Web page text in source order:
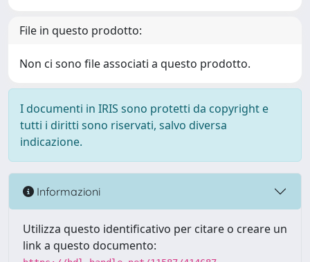
File in questo prodotto:
Non ci sono file associati a questo prodotto.
I documenti in IRIS sono protetti da copyright e
tutti i diritti sono riservati, salvo diversa
indicazione.
Informazioni
Utilizza questo identificativo per citare o creare un
link a questo documento: